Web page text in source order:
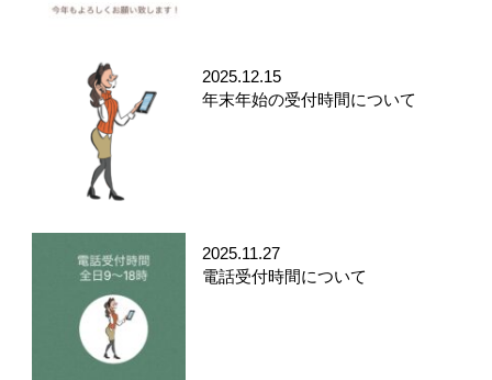
2025.12.15
年末年始の受付時間について
2025.11.27
電話受付時間について